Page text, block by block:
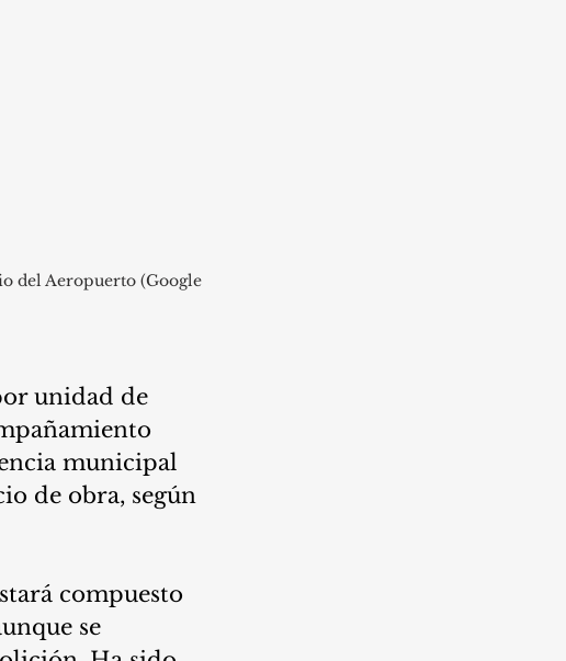
del Aeropuerto (Google
unidad de
municipal
de obra, según
compuesto
se